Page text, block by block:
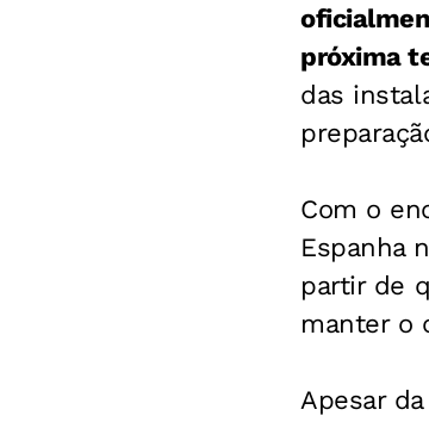
próxima
das
Com o
Espanha
partir de
manter o
Apesar